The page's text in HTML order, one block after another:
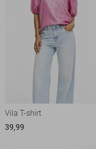
Vila T-shirt
39,99